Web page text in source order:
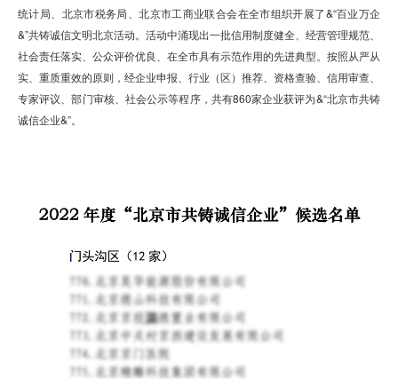
统计局、北京市税务局、北京市工商业联合会在全市组织开展了&“百业万企
&”共铸诚信文明北京活动。活动中涌现出一批信用制度健全、经营管理规范、
社会责任落实、公众评价优良、在全市具有示范作用的先进典型。按照从严从
实、重质重效的原则，经企业申报、行业（区）推荐、资格查验、信用审查、
专家评议、部门审核、社会公示等程序，共有860家企业获评为&“北京市共铸
诚信企业&”。